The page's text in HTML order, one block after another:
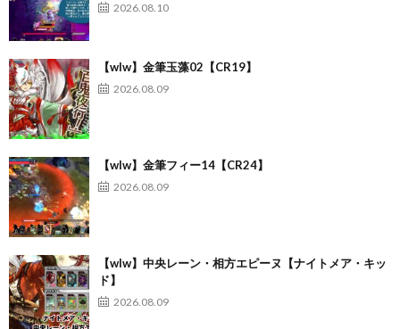
2026.08.10
【wlw】金筆玉藻02【CR19】
2026.08.09
【wlw】金筆フィー14【CR24】
2026.08.09
【wlw】中央レーン・相方エピーヌ【ナイトメア・キッ
ド】
2026.08.09